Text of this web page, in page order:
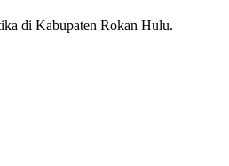
di Kabupaten Rokan Hulu.